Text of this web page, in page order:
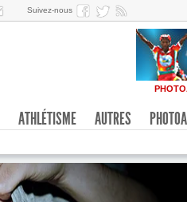
Suivez-nous
ATHLÉTISME AUTRES